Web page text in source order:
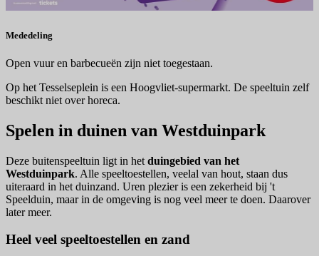
Mededeling
Open vuur en barbecueën zijn niet toegestaan.
Op het Tesselseplein is een Hoogvliet-supermarkt. De speeltuin zelf
beschikt niet over horeca.
Spelen in duinen van Westduinpark
Deze buitenspeeltuin ligt in het duingebied van het
Westduinpark. Alle speeltoestellen, veelal van hout, staan dus
uiteraard in het duinzand. Uren plezier is een zekerheid bij 't
Speelduin, maar in de omgeving is nog veel meer te doen. Daarover
later meer.
Heel veel speeltoestellen en zand